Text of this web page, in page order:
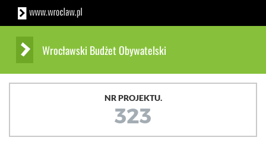
Wrocławski Budżet Obywatelski
NR PROJEKTU.
323